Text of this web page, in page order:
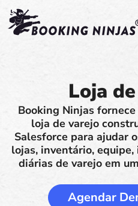
Loja
Booking Ninjas
loja de varejo
Salesforce para ajudar
lojas, inventário,
diárias de varejo em
Agendar